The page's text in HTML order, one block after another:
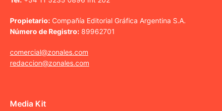
Propietario: Compañía Editorial Gráfica Argentina S.A.
Número de Registro: 89962701
comercial@zonales.com
redaccion@zonales.com
Media Kit